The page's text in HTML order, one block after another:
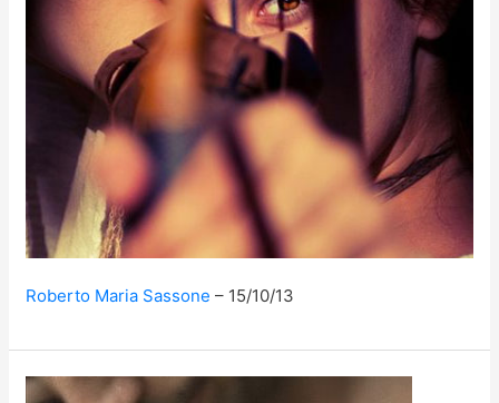
Roberto Maria Sassone 15/10/13